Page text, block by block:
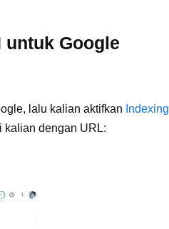
untuk Google
lalu kalian aktifkan Indexing
kalian dengan URL: